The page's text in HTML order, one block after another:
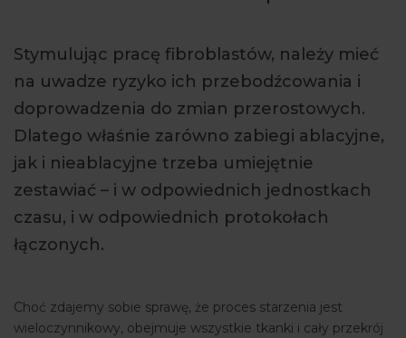
WYDARZENIA
Stymulując pracę fibroblastów, należy mieć
na uwadze ryzyko ich przebodźcowania i
doprowadzenia do zmian przerostowych.
Dlatego właśnie zarówno zabiegi ablacyjne,
jak i nieablacyjne trzeba umiejętnie
zestawiać – i w odpowiednich jednostkach
czasu, i w odpowiednich protokołach
łączonych.
Choć zdajemy sobie sprawę, że proces starzenia jest
wieloczynnikowy, obejmuje wszystkie tkanki i cały przekrój